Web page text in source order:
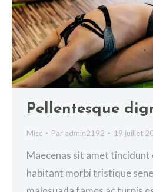
Pellentesque
Misc Par admin2192 19 juillet
Maecenas sit amet
habitant morbi tristique